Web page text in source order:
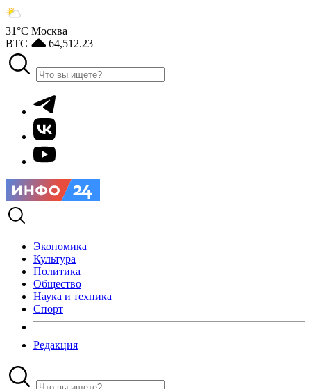
31°С Москва
BTC
64,512.23
Экономика
Культура
Политика
Общество
Наука и техника
Спорт
Редакция